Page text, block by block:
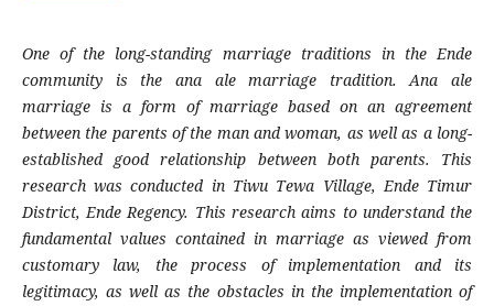
One of the long-standing marriage traditions in the Ende
community is the ana ale marriage tradition. Ana ale
marriage is a form of marriage based on an agreement
between the parents of the man and woman, as well as a long-
established good relationship between both parents. This
research was conducted in Tiwu Tewa Village, Ende Timur
District, Ende Regency. This research aims to understand the
fundamental values contained in marriage as viewed from
customary law, the process of implementation and its
legitimacy, as well as the obstacles in the implementation of